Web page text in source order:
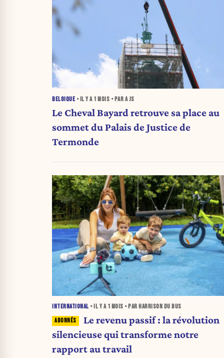
BELGIQUE • IL Y A 1 MOIS • PAR A JS
Le Cheval Bayard retrouve sa place au
sommet du Palais de Justice de
Termonde
INTERNATIONAL • IL Y A 1 MOIS • PAR HARRISON DU BUS
Le revenu passif : la révolution
silencieuse qui transforme notre
rapport au travail